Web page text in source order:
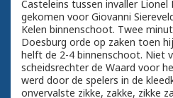
Casteleins tussen invaller Lionel
gekomen voor Giovanni
Kelen binnenschoot. Twee
Doesburg orde op zaken toen
helft de 2-4 binnenschoot. Niet
scheidsrechter de Waard voor
werd door de spelers in de
onvervalste zikke, zakke, zikke